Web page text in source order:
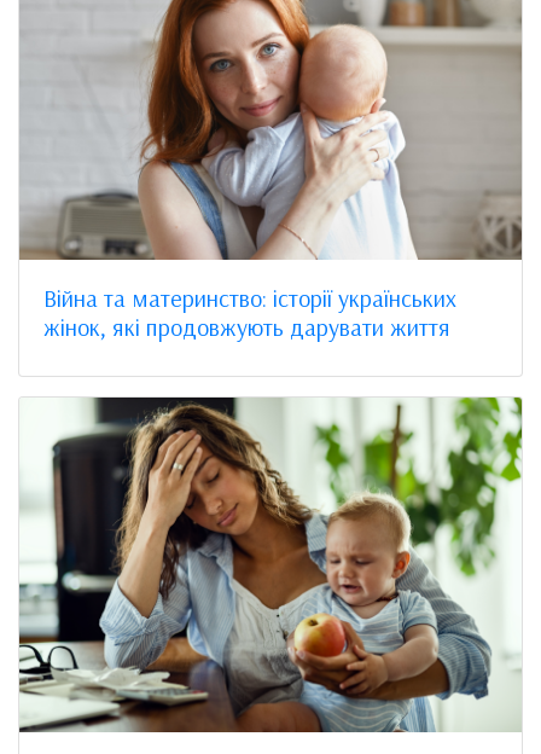
Війна та материнство: історії українських
жінок, які продовжують дарувати життя